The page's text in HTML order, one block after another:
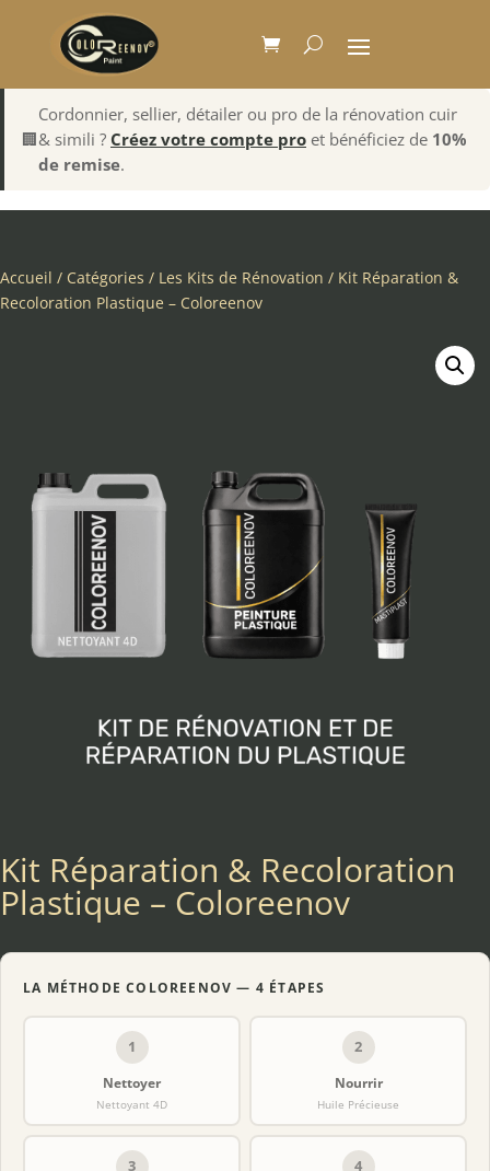
🏢
Cordonnier, sellier, détailer ou pro de la rénovation cuir
& simili ? Créez votre compte pro et bénéficiez de 10%
de remise.
Accueil / Catégories / Les Kits de Rénovation / Kit Réparation &
Recoloration Plastique – Coloreenov
Kit Réparation & Recoloration
Plastique – Coloreenov
LA MÉTHODE COLOREENOV — 4 ÉTAPES
1
Nettoyer
Nettoyant 4D
2
Nourrir
Huile Précieuse
3 4